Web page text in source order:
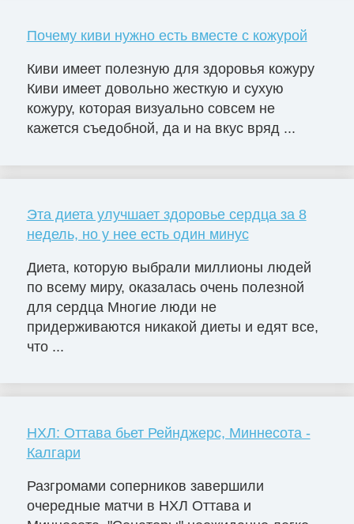
Почему киви нужно есть вместе с кожурой
Киви имеет полезную для здоровья кожуру
Киви имеет довольно жесткую и сухую
кожуру, которая визуально совсем не
кажется съедобной, да и на вкус вряд ...
Эта диета улучшает здоровье сердца за 8
недель, но у нее есть один минус
Диета, которую выбрали миллионы людей
по всему миру, оказалась очень полезной
для сердца Многие люди не
придерживаются никакой диеты и едят все,
что ...
НХЛ: Оттава бьет Рейнджерс, Миннесота -
Калгари
Разгромами соперников завершили
очередные матчи в НХЛ Оттава и